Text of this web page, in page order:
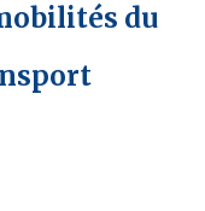
du